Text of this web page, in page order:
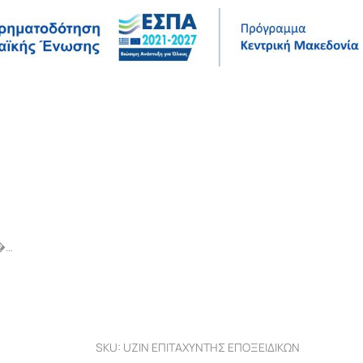
SKU: UZIN ΕΠΙΤΑΧΥΝΤΗΣ ΕΠΟΞΕΙΔΙΚΩΝ